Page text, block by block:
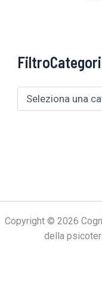
Copyright © 2026
della